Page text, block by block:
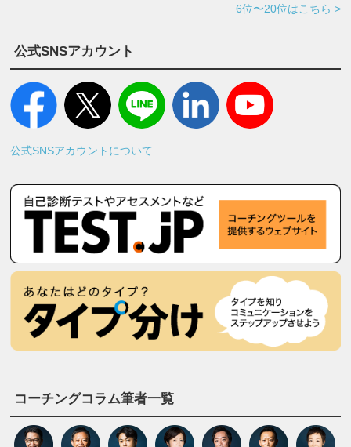
6位〜20位はこちら >
公式SNSアカウント
公式SNSアカウントについて
コーチングコラム筆者一覧